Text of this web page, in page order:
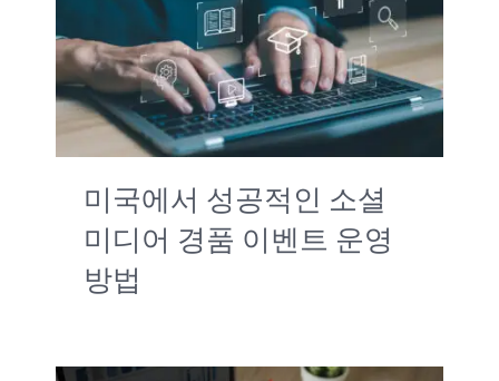
미국에서 성공적인 소셜
미디어 경품 이벤트 운영
방법